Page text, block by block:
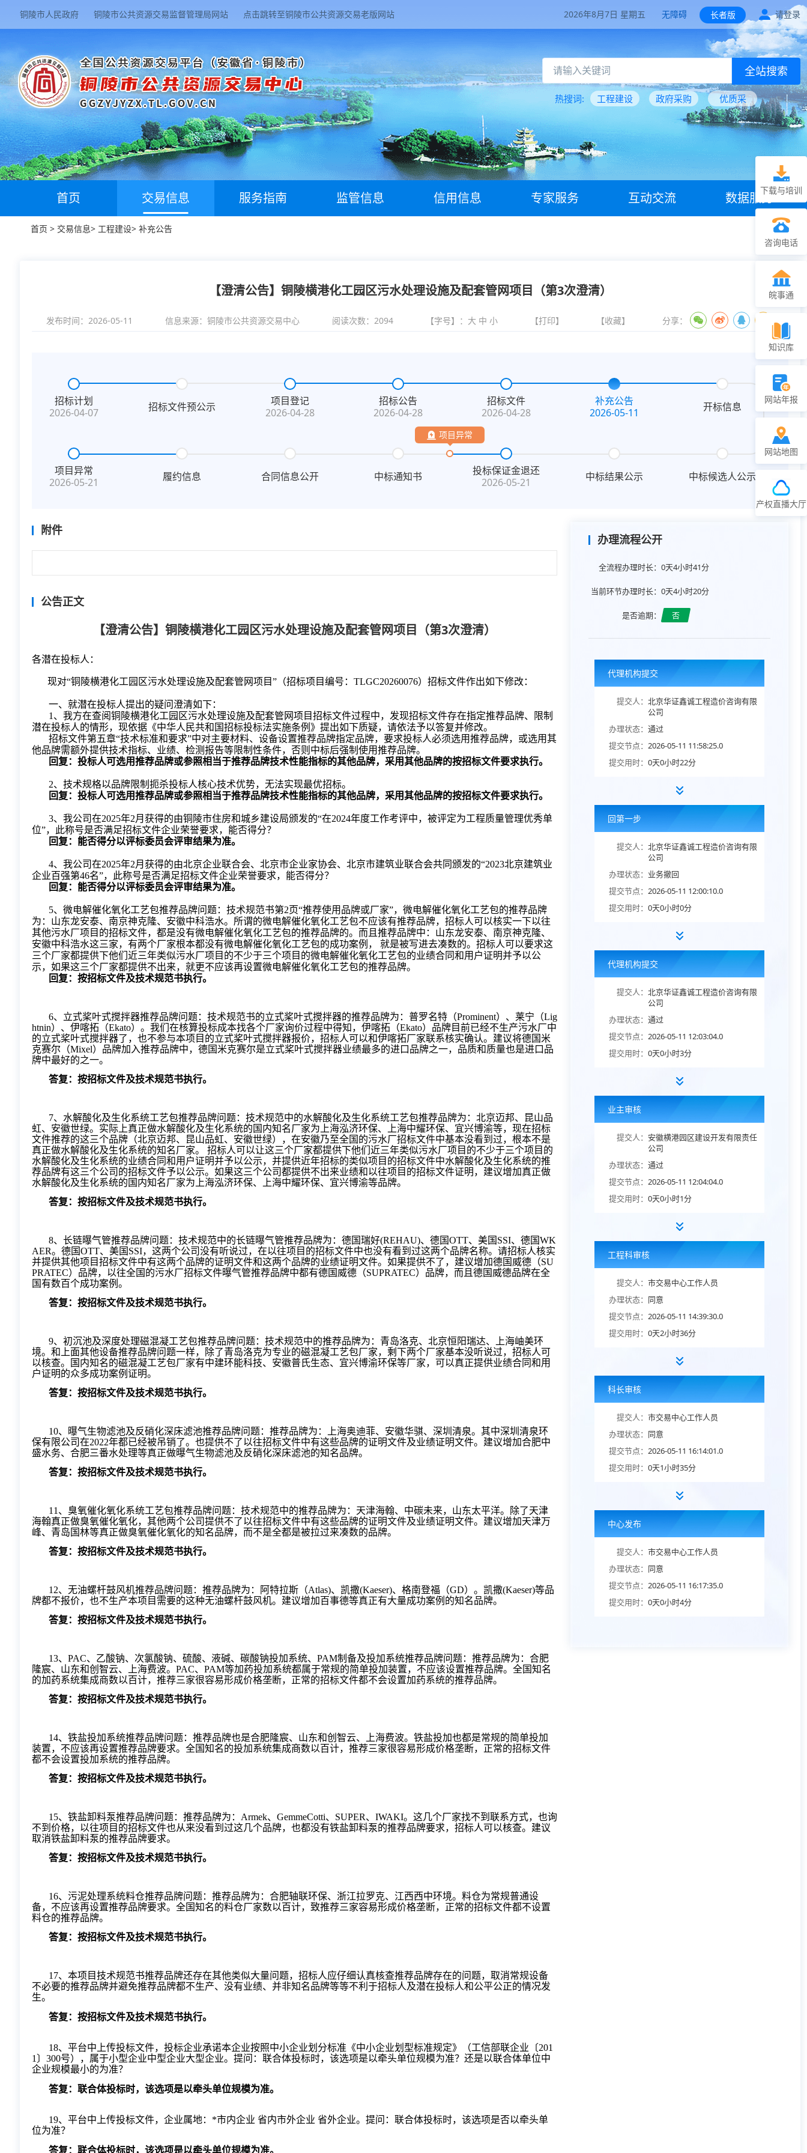
铜陵市人民政府 铜陵市公共资源交易监督管理局网站 点击跳转至铜陵市公共资源交易老版网站 2026年8月7日 星期五 无障碍 长者版 请登录
全站搜索
热搜词: 工程建设 政府采购 优质采
首页 交易信息 服务指南 监管信息 信用信息 专家服务 互动交流 数据服务
首页 > 交易信息> 工程建设> 补充公告
【澄清公告】铜陵横港化工园区污水处理设施及配套管网项目（第3次澄清）
发布时间：2026-05-11 信息来源： 铜陵市公共资源交易中心 阅读次数： 2094 【字号】： 大 中 小 【打印】 【收藏】 分享：
招标计划
2026-04-07
招标文件预公示
项目登记
2026-04-28
招标公告
2026-04-28
招标文件
2026-04-28
补充公告
2026-05-11
开标信息
中标候选人公示
中标结果公示
投标保证金退还
2026-05-21
项目异常
中标通知书
合同信息公开
履约信息
项目异常
2026-05-21
附件
公告正文
【澄清公告】铜陵横港化工园区污水处理设施及配套管网项目（第3次澄清）
各潜在投标人：
现对“铜陵横港化工园区污水处理设施及配套管网项目”（招标项目编号：TLGC20260076）招标文件作出如下修改：
一、 就潜在投标人提出的疑问澄清如下：
1、我方在查阅铜陵横港化工园区污水处理设施及配套管网项目招标文件过程中，发现招标文件存在指定推荐品牌、限制
潜在投标人的情形，现依据《中华人民共和国招标投标法实施条例》提出如下质疑，请依法予以答复并修改。
招标文件第五章“技术标准和要求”中对主要材料、设备设置推荐品牌指定品牌，要求投标人必须选用推荐品牌，或选用其
他品牌需额外提供技术指标、业绩、检测报告等限制性条件，否则中标后强制使用推荐品牌。
回复：投标人可选用推荐品牌或参照相当于推荐品牌技术性能指标的其他品牌，采用其他品牌的按招标文件要求执行。
2、技术规格以品牌限制扼杀投标人核心技术优势，无法实现最优招标。
回复：投标人可选用推荐品牌或参照相当于推荐品牌技术性能指标的其他品牌，采用其他品牌的按招标文件要求执行。
3、我公司在2025年2月获得的由铜陵市住房和城乡建设局颁发的“在2024年度工作考评中，被评定为工程质量管理优秀单
位”，此称号是否满足招标文件企业荣誉要求，能否得分？
回复： 能否得分以评标委员会评审结果为准。
4、我公司在2025年2月获得的由北京企业联合会、北京市企业家协会、北京市建筑业联合会共同颁发的“2023北京建筑业
企业百强第46名”，此称号是否满足招标文件企业荣誉要求，能否得分？
回复：能否得分以评标委员会评审结果为准。
5、微电解催化氧化工艺包推荐品牌问题：技术规范书第2页“推荐使用品牌或厂家”，微电解催化氧化工艺包的推荐品牌
为：山东龙安泰、南京神克隆、安徽中科浩水。所谓的微电解催化氧化工艺包不应该有推荐品牌，招标人可以核实一下以往
其他污水厂项目的招标文件，都是没有微电解催化氧化工艺包的推荐品牌的。而且推荐品牌中：山东龙安泰、南京神克隆、
安徽中科浩水这三家，有两个厂家根本都没有微电解催化氧化工艺包的成功案例， 就是被写进去凑数的。招标人可以要求这
三个厂家都提供下他们近三年类似污水厂项目的不少于三个项目的微电解催化氧化工艺包的业绩合同和用户证明并予以公
示，如果这三个厂家都提供不出来，就更不应该再设置微电解催化氧化工艺包的推荐品牌。
回复：按招标文件及技术规范书执行。
6、 立式桨叶式搅拌器推荐品牌问题：技术规范书的立式桨叶式搅拌器的推荐品牌为：普罗名特（Prominent）、莱宁（Lig
htnin）、伊喀拓（Ekato）。我们在核算投标成本找各个厂家询价过程中得知，伊喀拓（Ekato）品牌目前已经不生产污水厂中
的立式桨叶式搅拌器了，也不参与本项目的立式桨叶式搅拌器报价，招标人可以和伊喀拓厂家联系核实确认。建议将德国米
克赛尔（Mixel）品牌加入推荐品牌中，德国米克赛尔是立式桨叶式搅拌器业绩最多的进口品牌之一，品质和质量也是进口品
牌中最好的之一。
答复：按招标文件及技术规范书执行。
7、水解酸化及生化系统工艺包推荐品牌问题：技术规范中的水解酸化及生化系统工艺包推荐品牌为：北京迈邦、昆山品
虹、安徽世绿。实际上真正做水解酸化及生化系统的国内知名厂家为上海泓济环保、上海中耀环保、宜兴博渝等，现在招标
文件推荐的这三个品牌（北京迈邦、昆山品虹、安徽世绿），在安徽乃至全国的污水厂招标文件中基本没看到过，根本不是
真正做水解酸化及生化系统的知名厂家。
招标人可以让这三个厂家都提供下他们近三年类似污水厂项目的不少于三个项目的
水解酸化及生化系统的业绩合同和用户证明并予以公示，并提供近年招标的类似项目的招标文件中水解酸化及生化系统的推
荐品牌有这三个公司的招标文件予以公示。如果这三个公司都提供不出来业绩和以往项目的招标文件证明，建议增加真正做
水解酸化及生化系统的国内知名厂家为上海泓济环保、上海中耀环保、宜兴博渝等品牌。
答复：按招标文件及技术规范书执行。
8、长链曝气管推荐品牌问题：技术规范中的长链曝气管推荐品牌为：德国瑞好(REHAU)、德国OTT、美国SSI、德国WK
AER。德国OTT、美国SSI，这两个公司没有听说过，在以往项目的招标文件中也没有看到过这两个品牌名称。请招标人核实
并提供其他项目招标文件中有这两个品牌的证明文件和这两个品牌的业绩证明文件。如果提供不了，建议增加德国威德（SU
PRATEC）品牌，以往全国的污水厂招标文件曝气管推荐品牌中都有德国威德（SUPRATEC）品牌，而且德国威德品牌在全
国有数百个成功案例。
答复：按招标文件及技术规范书执行。
9、初沉池及深度处理磁混凝工艺包推荐品牌问题：技术规范中的推荐品牌为：青岛洛克、北京恒阳瑞达、上海岫美环
境。和上面其他设备推荐品牌问题一样，除了青岛洛克为专业的磁混凝工艺包厂家，剩下两个厂家基本没听说过，招标人可
以核查。国内知名的磁混凝工艺包厂家有中建环能科技、安徽普氏生态、宜兴博渝环保等厂家，可以真正提供业绩合同和用
户证明的众多成功案例证明。
答复：按招标文件及技术规范书执行。
10、曝气生物滤池及反硝化深床滤池推荐品牌问题：推荐品牌为：上海奥迪菲、安徽华骐、深圳清泉。其中深圳清泉环
保有限公司在2022年都已经被吊销了。也提供不了以往招标文件中有这些品牌的证明文件及业绩证明文件。建议增加合肥中
盛水务、合肥三番水处理等真正做曝气生物滤池及反硝化深床滤池的知名品牌。
答复：按招标文件及技术规范书执行。
11 、臭氧催化氧化系统工艺包推荐品牌问题：技术规范中的推荐品牌为：天津海翰、中碳未来，山东太平洋。除了天津
海翰真正做臭氧催化氧化，其他两个公司提供不了以往招标文件中有这些品牌的证明文件及业绩证明文件。建议增加天津万
峰、青岛国林等真正做臭氧催化氧化的知名品牌，而不是全都是被拉过来凑数的品牌。
答复：按招标文件及技术规范书执行。
12、无油螺杆鼓风机推荐品牌问题：推荐品牌为：阿特拉斯（Atlas)、凯撒(Kaeser)、格南登福（GD）。凯撒(Kaeser)等品
牌都不报价，也不生产本项目需要的这种无油螺杆鼓风机。建议增加百事德等真正有大量成功案例的知名品牌。
答复：按招标文件及技术规范书执行。
13、 PAC、乙酸钠、次氯酸钠、硫酸、液碱、碳酸钠投加系统、PAM制备及投加系统推荐品牌问题：推荐品牌为：合肥
隆宸、山东和创智云、上海费波。PAC、PAM等加药投加系统都属于常规的简单投加装置，不应该设置推荐品牌。全国知名
的加药系统集成商数以百计，推荐三家很容易形成价格垄断，正常的招标文件都不会设置加药系统的推荐品牌。
答复：按招标文件及技术规范书执行。
14、铁盐投加系统推荐品牌问题：推荐品牌也是合肥隆宸、山东和创智云、上海费波。铁盐投加也都是常规的简单投加
装置，不应该再设置推荐品牌要求。全国知名的投加系统集成商数以百计，推荐三家很容易形成价格垄断，正常的招标文件
都不会设置投加系统的推荐品牌。
答复：按招标文件及技术规范书执行。
15、铁盐卸料泵推荐品牌问题：推荐品牌为： Armek、GemmeCotti、SUPER、IWAKI。这几个厂家找不到联系方式，也询
不到价格，以往项目的招标文件也从来没看到过这几个品牌，也都没有铁盐卸料泵的推荐品牌要求，招标人可以核查。建议
取消铁盐卸料泵的推荐品牌要求。
答复：按招标文件及技术规范书执行。
16、污泥处理系统料仓推荐品牌问题：推荐品牌为：合肥轴联环保、 浙江拉罗克、江西西中环境。料仓为常规普通设
备，不应该再设置推荐品牌要求。全国知名的料仓厂家数以百计，致推荐三家容易形成价格垄断，正常的招标文件都不设置
料仓的推荐品牌。
答复：按招标文件及技术规范书执行。
17、本项目技术规范书推荐品牌还存在其他类似大量问题，招标人应仔细认真核查推荐品牌存在的问题，取消常规设备
不必要的推荐品牌并避免推荐品牌都不生产、没有业绩、并非知名品牌等等不利于招标人及潜在投标人和公平公正的情况发
生。
答复：按招标文件及技术规范书执行。
18、 平台中上传投标文件，投标企业承诺本企业按照中小企业划分标准《中小企业划型标准规定》（工信部联企业〔201
1〕300号），属于小型企业中型企业大型企业。提问：联合体投标时，该选项是以牵头单位规模为准？还是以联合体单位中
企业规模最小的为准？
答复：联合体投标时，该选项是以牵头单位规模为准。
19、 平台中上传投标文件，企业属地： *市内企业 省内市外企业 省外企业。提问：联合体投标时，该选项是否以牵头单
位为准？
答复：联合体投标时，该选项是以牵头单位规模为准。
办理流程公开
全流程办理时长：0天4小时41分
当前环节办理时长：0天4小时20分
是否逾期： 否
代理机构提交
提交人： 北京华证鑫诚工程造价咨询有限
公司
办理状态： 通过
提交节点： 2026-05-11 11:58:25.0
提交用时： 0天0小时22分
回第一步
提交人： 北京华证鑫诚工程造价咨询有限
公司
办理状态： 业务撤回
提交节点： 2026-05-11 12:00:10.0
提交用时： 0天0小时0分
代理机构提交
提交人： 北京华证鑫诚工程造价咨询有限
公司
办理状态： 通过
提交节点： 2026-05-11 12:03:04.0
提交用时： 0天0小时3分
业主审核
提交人： 安徽横港园区建设开发有限责任
公司
办理状态： 通过
提交节点： 2026-05-11 12:04:04.0
提交用时： 0天0小时1分
工程科审核
提交人： 市交易中心工作人员
办理状态： 同意
提交节点： 2026-05-11 14:39:30.0
提交用时： 0天2小时36分
科长审核
提交人： 市交易中心工作人员
办理状态： 同意
提交节点： 2026-05-11 16:14:01.0
提交用时： 0天1小时35分
中心发布
提交人： 市交易中心工作人员
办理状态： 同意
提交节点： 2026-05-11 16:17:35.0
提交用时： 0天0小时4分
下载与培训
咨询电话
皖事通
知识库
网站年报
网站地图
产权直播大厅